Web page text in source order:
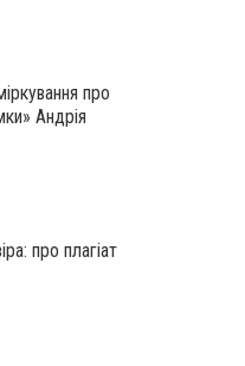
про
Андрія
про плагіат